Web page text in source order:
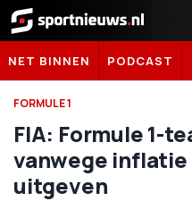
Sportnieuws.nl
NET BINNEN PODCAST
FORMULE 1
FIA: Formule 1-
vanwege inflatie
uitgeven